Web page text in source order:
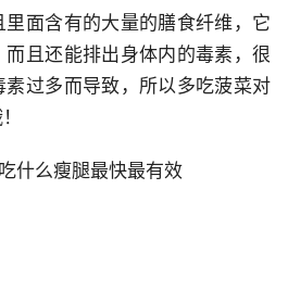
面含有的大量的膳食纤维，它
且还能排出身体内的毒素，很
过多而导致，所以多吃菠菜对